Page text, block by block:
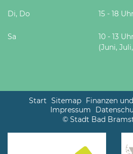
Di, Do 15 - 18 Uhr
Sa
10 - 13 Uhr
(Juni,
Start Sitemap Finanzen
Impressum
© Stadt Bad